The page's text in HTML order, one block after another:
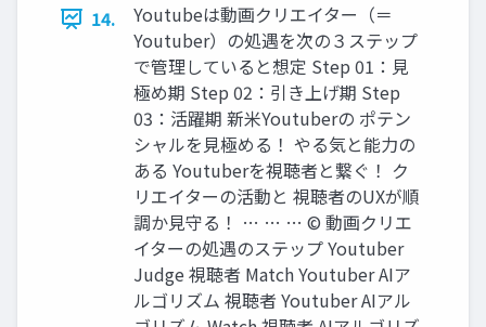
14.
Youtubeは動画クリエイター（＝
Youtuber）の処遇を次の３ステップ
で管理していると想定 Step 01：見
極め期 Step 02：引き上げ期 Step
03：活躍期 新米Youtuberの ポテン
シャルを見極める！ やる気と能力の
ある Youtuberを視聴者と繋ぐ！ ク
リエイターの活動と 視聴者のUXが順
調か見守る！ … … … ©︎ 動画クリエ
イターの処遇のステップ Youtuber
Judge 視聴者 Match Youtuber AIア
ルゴリズム 視聴者 Youtuber AIアル